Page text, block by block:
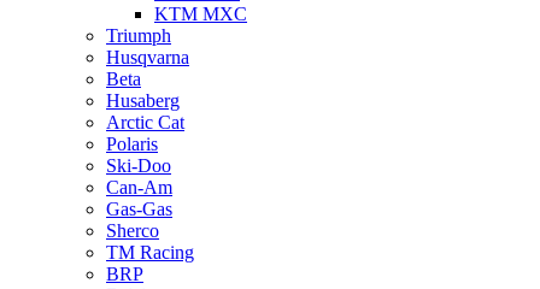
KTM MXC
Triumph
Husqvarna
Beta
Husaberg
Arctic Cat
Polaris
Ski-Doo
Can-Am
Gas-Gas
Sherco
TM Racing
BRP